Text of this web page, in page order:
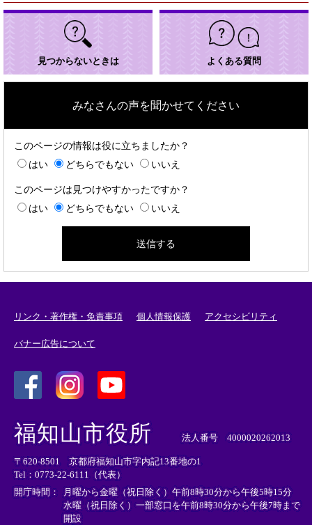
見つからないときは よくある質問
みなさんの声を聞かせてください
このページの情報は役に立ちましたか？
はい
どちらでもない いいえ
このページは見つけやすかったですか？
はい
どちらでもない いいえ
リンク・著作権・免責事項 個人情報保護 アクセシビリティ
バナー広告について
外
部
リ
ン
ク
＞
外
リ
ン
ク
＞
外
部
ン
ク
＞
福知山市役所 法人番号 4000020262013
〒620-8501 京都府福知山市字内記13番地の1
Tel：0773-22-6111（代表）
開庁時間：
月曜から金曜（祝日除く）午前8時30分から午後5時15分
水曜（祝日除く）一部窓口を午前8時30分から午後7時まで
開設